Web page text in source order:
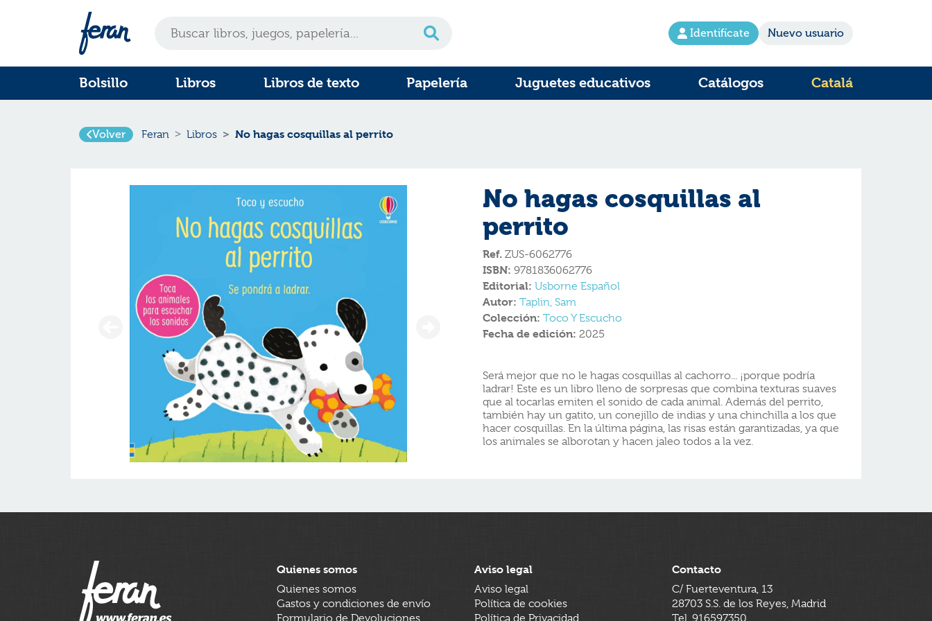
Identifícate Nuevo usuario
Bolsillo Libros Libros de texto Papelería Juguetes educativos Catálogos Catalá
Volver Feran Libros No hagas cosquillas al perrito
No hagas cosquillas al
perrito
Ref. ZUS-6062776
ISBN: 9781836062776
Editorial: Usborne Español
Autor: Taplin, Sam
Colección: Toco Y Escucho
Fecha de edición: 2025
Será mejor que no le hagas cosquillas al cachorro... ¡porque podría
ladrar! Este es un libro lleno de sorpresas que combina texturas suaves
que al tocarlas emiten el sonido de cada animal. Además del perrito,
también hay un gatito, un conejillo de indias y una chinchilla a los que
hacer cosquillas. En la última página, las risas están garantizadas, ya que
los animales se alborotan y hacen jaleo todos a la vez.
Quienes somos
Quienes somos
Gastos y condiciones de envío
Formulario de Devoluciones
Aviso legal
Aviso legal
Política de cookies
Política de Privacidad
Contacto
C/ Fuerteventura, 13
28703 S.S. de los Reyes, Madrid
Tel. 916597350